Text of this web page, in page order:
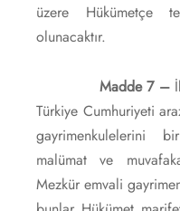
üzere Hükümetçe
olunacaktır.
Madde 7 –
Türkiye Cumhuriyeti
gayrimenkulelerini
malümat ve
Mezkür emvali